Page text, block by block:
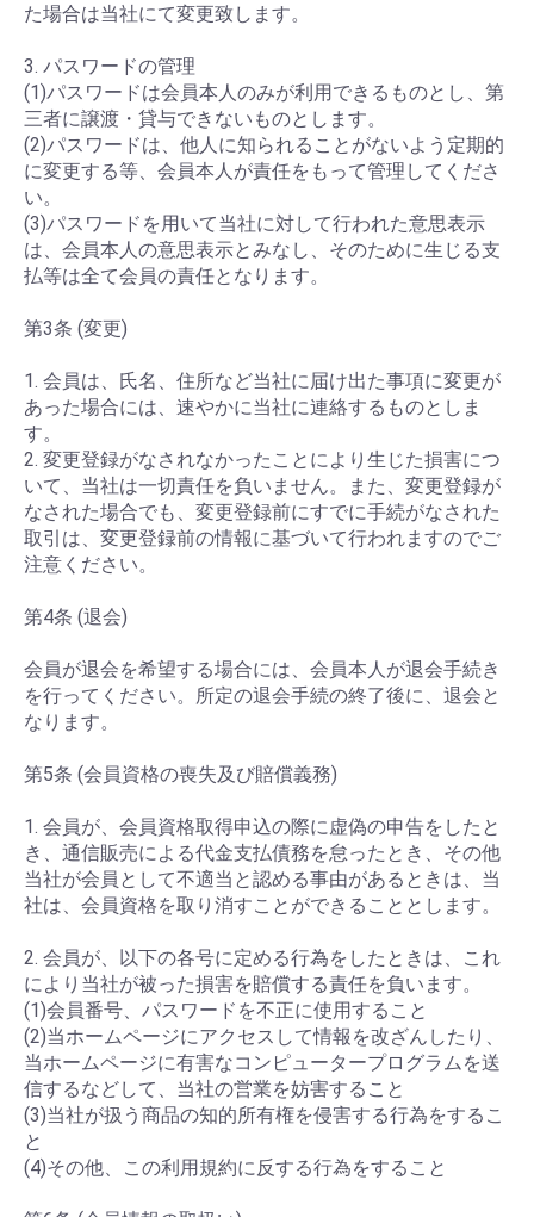
た場合は当社にて変更致します。
3. パスワードの管理
(1)パスワードは会員本人のみが利用できるものとし、第
三者に譲渡・貸与できないものとします。
(2)パスワードは、他人に知られることがないよう定期的
に変更する等、会員本人が責任をもって管理してくださ
い。
(3)パスワードを用いて当社に対して行われた意思表示
は、会員本人の意思表示とみなし、そのために生じる支
払等は全て会員の責任となります。
第3条 (変更)
1. 会員は、氏名、住所など当社に届け出た事項に変更が
あった場合には、速やかに当社に連絡するものとしま
す。
2. 変更登録がなされなかったことにより生じた損害につ
いて、当社は一切責任を負いません。また、変更登録が
なされた場合でも、変更登録前にすでに手続がなされた
取引は、変更登録前の情報に基づいて行われますのでご
注意ください。
第4条 (退会)
会員が退会を希望する場合には、会員本人が退会手続き
を行ってください。所定の退会手続の終了後に、退会と
なります。
第5条 (会員資格の喪失及び賠償義務)
1. 会員が、会員資格取得申込の際に虚偽の申告をしたと
き、通信販売による代金支払債務を怠ったとき、その他
当社が会員として不適当と認める事由があるときは、当
社は、会員資格を取り消すことができることとします。
2. 会員が、以下の各号に定める行為をしたときは、これ
により当社が被った損害を賠償する責任を負います。
(1)会員番号、パスワードを不正に使用すること
(2)当ホームページにアクセスして情報を改ざんしたり、
当ホームページに有害なコンピュータープログラムを送
信するなどして、当社の営業を妨害すること
(3)当社が扱う商品の知的所有権を侵害する行為をするこ
と
(4)その他、この利用規約に反する行為をすること